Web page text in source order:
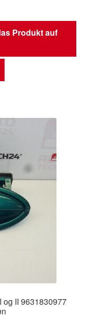
Produkt auf
og II 9631830977